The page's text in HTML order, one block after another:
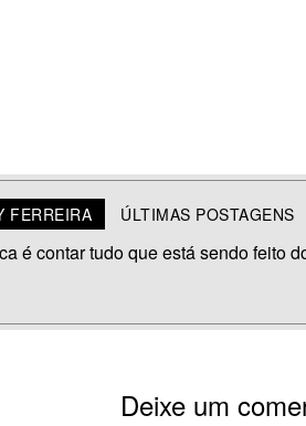
FERREIRA ÚLTIMAS POSTAGENS
é contar tudo que está sendo feito
Deixe um